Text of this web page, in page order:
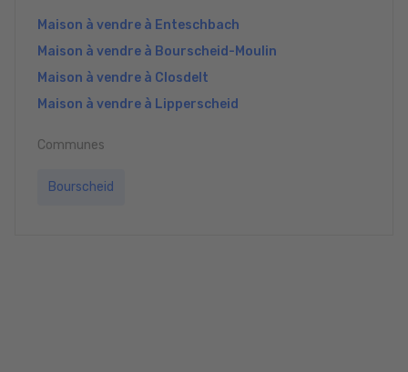
Maison à vendre à Enteschbach
Maison à vendre à Bourscheid-Moulin
Maison à vendre à Closdelt
Maison à vendre à Lipperscheid
Communes
Bourscheid